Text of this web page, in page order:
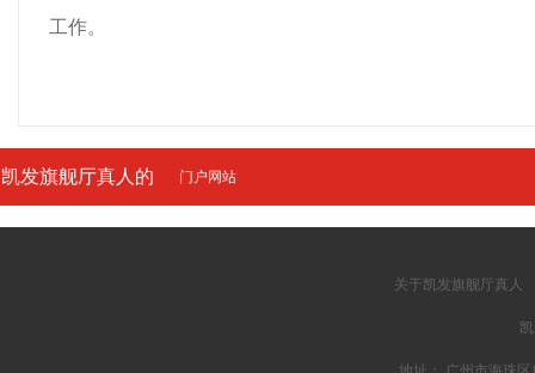
工作。
凯发旗舰厅真人的
友情链接
门户网站
关于凯发旗舰厅真人